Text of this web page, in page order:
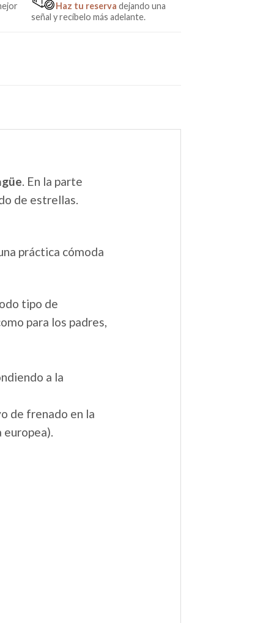
Haz tu reserva dejando una
señal y recíbelo más adelante.
. En la parte
de estrellas.
práctica cómoda
tipo de
para los padres,
a la
de frenado en la